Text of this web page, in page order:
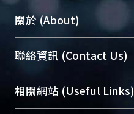
關於 (About)
臺大位居世界頂尖大學
展現本校豐碩的研究成
機構典藏（NTUR）與學
台，成為臺大學術典藏
聯絡資訊 (Contact Us)
總館學科館員(Main
醫學圖書館學科館員
相關網站 (Useful Links)